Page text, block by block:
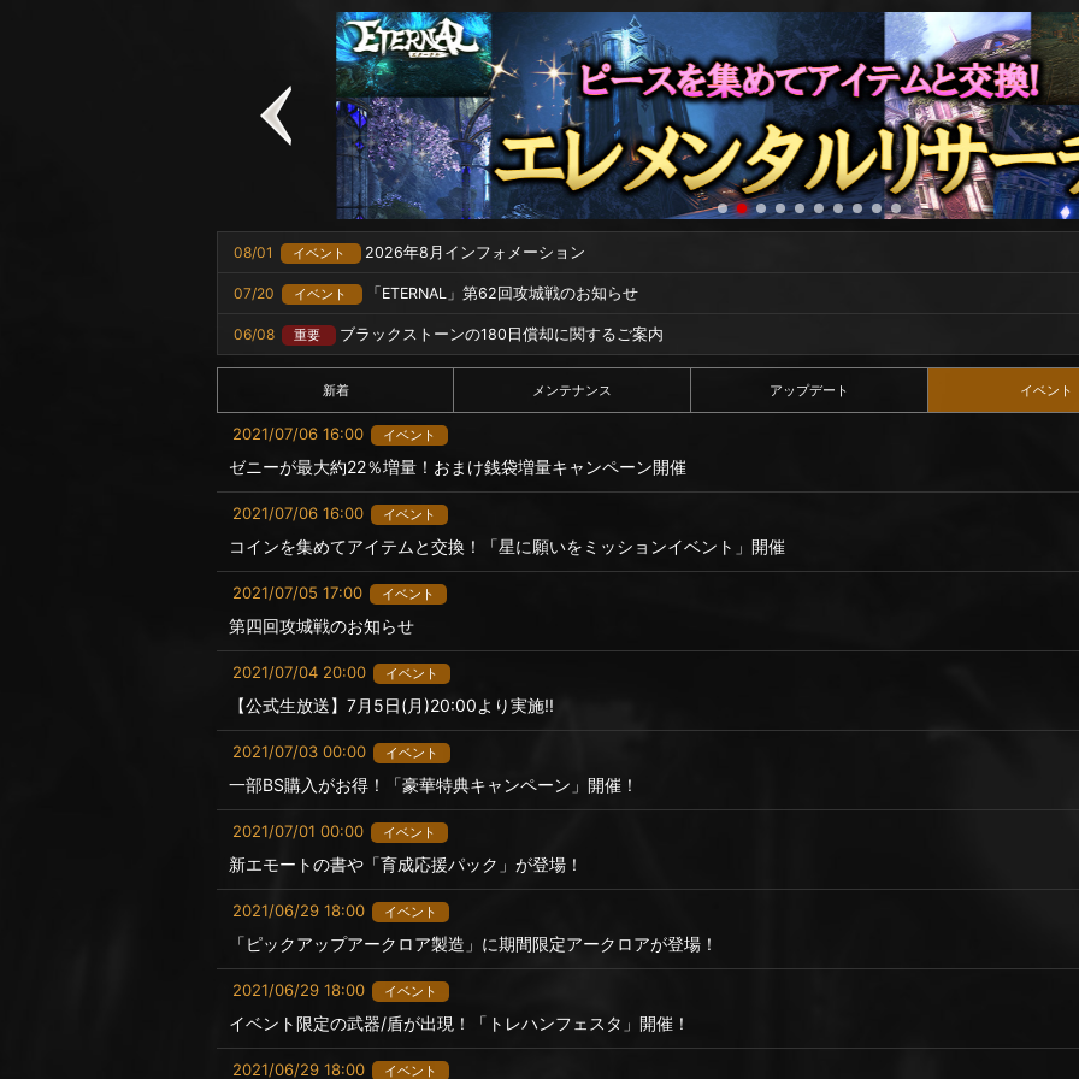
08/01 イベント 2026年8月インフォメーション
07/20 イベント 「ETERNAL」第62回攻城戦のお知らせ
06/08 重要 ブラックストーンの180日償却に関するご案内
新着 メンテナンス アップデート イベント
2021/07/06 16:00 イベント
ゼニーが最大約22％増量！おまけ銭袋増量キャンペーン開催
2021/07/06 16:00 イベント
コインを集めてアイテムと交換！「星に願いをミッションイベント」開催
2021/07/05 17:00 イベント
第四回攻城戦のお知らせ
2021/07/04 20:00 イベント
【公式生放送】7月5日(月)20:00より実施!!
2021/07/03 00:00 イベント
一部BS購入がお得！「豪華特典キャンペーン」開催！
2021/07/01 00:00 イベント
新エモートの書や「育成応援パック」が登場！
2021/06/29 18:00 イベント
「ピックアップアークロア製造」に期間限定アークロアが登場！
2021/06/29 18:00 イベント
イベント限定の武器/盾が出現！「トレハンフェスタ」開催！
2021/06/29 18:00 イベント